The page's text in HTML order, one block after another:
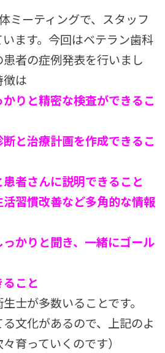
ミーティングで、スタッフ
ます。今回はベテラン歯科
者の症例発表を行いまし
徴は
かりと精密な検査ができるこ
断と治療計画を作成できるこ
患者さんに説明できること
活習慣改善など多角的な情報
っかりと聞き、一緒にゴール
ること
士が多数いることです。
る文化があるので、上記のよ
育っていくのです）